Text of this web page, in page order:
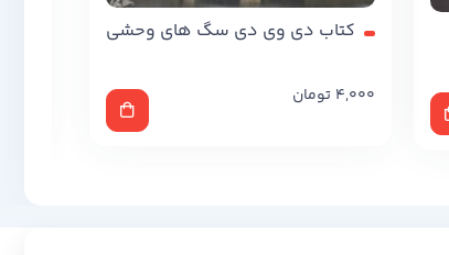
کتاب دی وی دی سگ های وحشی
4,000 تومان